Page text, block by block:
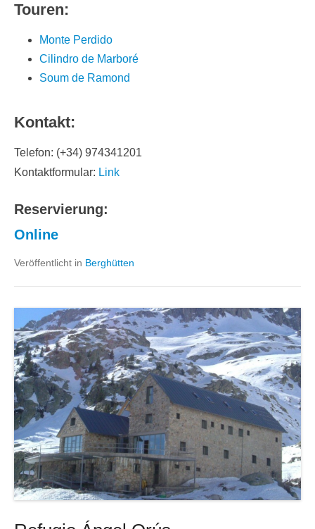
Touren:
Monte Perdido
Cilindro de Marboré
Soum de Ramond
Kontakt:
Telefon: (+34) 974341201
Kontaktformular: Link
Reservierung:
Online
Veröffentlicht in Berghütten